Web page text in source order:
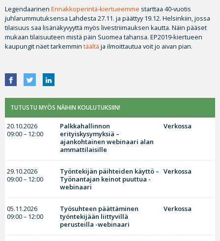
Legendaarinen Ennakkoperintä-kiertueemme starttaa 40-vuotis
juhlarummutuksensa Lahdesta 27.11. ja päättyy 19.12. Helsinkiin, jossa
tilaisuus saa lisänäkyvyyttä myös livestriimauksen kautta. Näin pääset
mukaan tilaisuuteen mistä päin Suomea tahansa. EP2019-kiertueen
kaupungit näet tarkemmin täältä ja ilmoittautua voit jo aivan pian.
TUTUSTU MYÖS NÄIHIN KOULUTUKSIIN!
20.10.2026
09:00 – 12:00
Palkkahallinnon
erityiskysymyksiä –
ajankohtainen webinaari alan
ammattilaisille
Verkossa
29.10.2026
09:00 – 12:00
Työntekijän päihteiden käyttö –
Työnantajan keinot puuttua -
webinaari
Verkossa
05.11.2026
09:00 – 12:00
Työsuhteen päättäminen
työntekijään liittyvillä
perusteilla -webinaari
Verkossa